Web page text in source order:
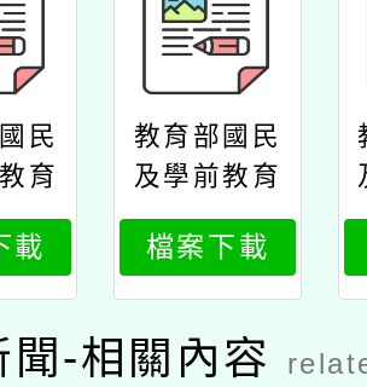
民
育
等
本
證
計
七
載
教育部國民
及學前教育
署高級中等
學校教師本
土語文認證
培訓實施計
畫─第十七
檔案下載
聞-相關內容